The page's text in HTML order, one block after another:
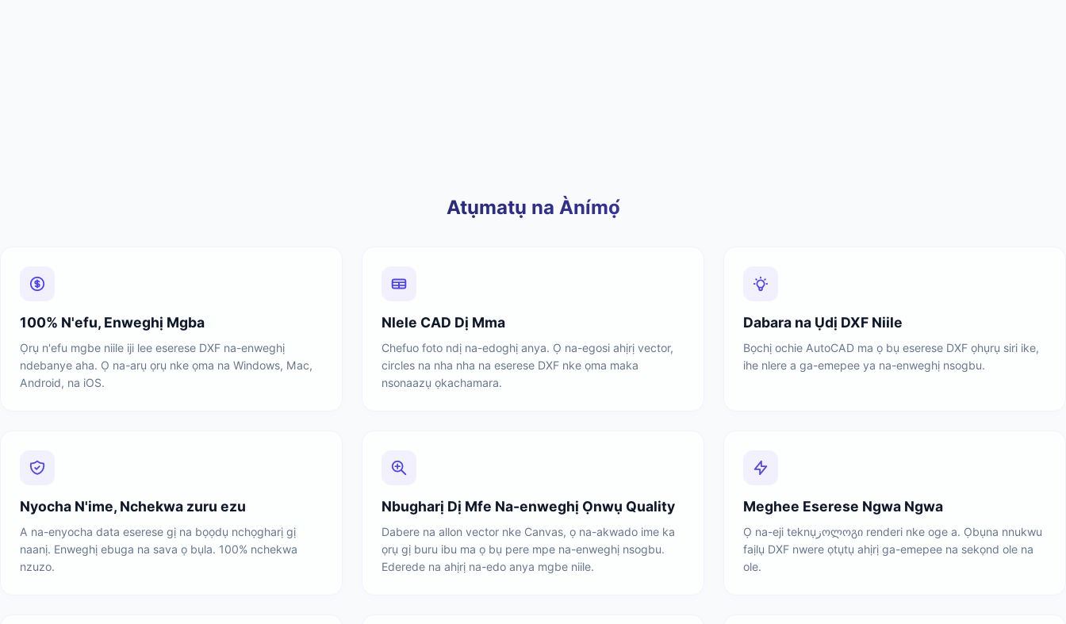
Atụmatụ na Ànímọ́
100% N'efu, Enweghị Mgba
Ọrụ n'efu mgbe niile iji lee eserese DXF na-enweghị
ndebanye aha. Ọ na-arụ ọrụ nke ọma na Windows, Mac,
Android, na iOS.
Nlele CAD Dị Mma
Chefuo foto ndị na-edoghị anya. Ọ na-egosi ahịrị vector,
circles na nha nha na eserese DXF nke ọma maka
nsonaazụ ọkachamara.
Dabara na Ụdị DXF Niile
Bọchị ochie AutoCAD ma ọ bụ eserese DXF ọhụrụ siri ike,
ihe nlere a ga-emepee ya na-enweghị nsogbu.
Nyocha N'ime, Nchekwa zuru ezu
A na-enyocha data eserese gị na bọọdụ nchọgharị gị
naanị. Enweghị ebuga na sava ọ bụla. 100% nchekwa
nzuzo.
Nbugharị Dị Mfe Na-enweghị Ọnwụ Quality
Dabere na allon vector nke Canvas, ọ na-akwado ime ka
ọrụ gị buru ibu ma ọ bụ pere mpe na-enweghị nsogbu.
Ederede na ahịrị na-edo anya mgbe niile.
Meghee Eserese Ngwa Ngwa
Ọ na-eji teknụزოლოგი renderi nke oge a. Ọbụna nnukwu
faịlụ DXF nwere ọtụtụ ahịrị ga-emepee na sekọnd ole na
ole.